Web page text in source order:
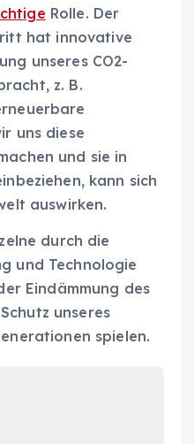
Rolle. Der
hat innovative
unseres CO2-
z. B.
uns diese
und sie in
kann sich
auswirken.
durch die
und Technologie
Eindämmung des
unseres
spielen.